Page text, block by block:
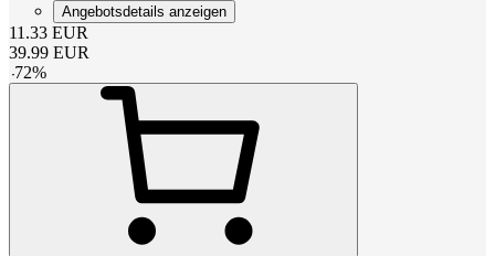
Angebotsdetails anzeigen
11.33 EUR
39.99 EUR
-72%